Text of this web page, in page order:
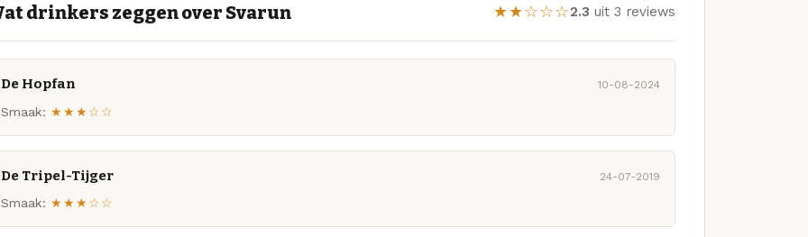
drinkers zeggen over Svarun ★★☆☆☆2.3 uit 3 reviews
De Hopfan 10-08-2024
Smaak: ★★★☆☆
De Tripel-Tijger 24-07-2019
Smaak: ★★★☆☆